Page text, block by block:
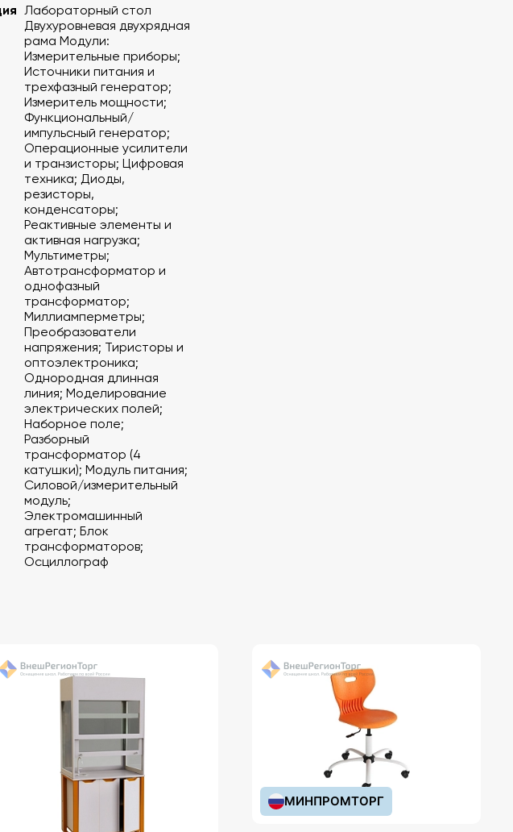
Лабораторный стол
Двухуровневая двухрядная
рама Модули:
Измерительные приборы;
Источники питания и
трехфазный генератор;
Измеритель мощности;
Функциональный/
импульсный генератор;
Операционные усилители
и транзисторы; Цифровая
техника; Диоды,
резисторы,
конденсаторы;
Реактивные элементы и
активная нагрузка;
Мультиметры;
Автотрансформатор и
однофазный
трансформатор;
Миллиамперметры;
Преобразователи
напряжения; Тиристоры и
оптоэлектроника;
Однородная длинная
линия; Моделирование
электрических полей;
Наборное поле;
Разборный
трансформатор (4
катушки); Модуль питания;
Силовой/измерительный
модуль;
Электромашинный
агрегат; Блок
трансформаторов;
Осциллограф
МИНПРОМТОРГ